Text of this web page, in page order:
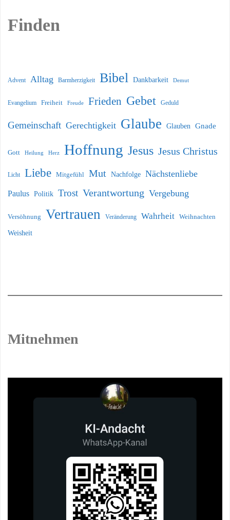
Finden
Advent Alltag Barmherzigkeit Bibel Dankbarkeit Demut
Evangelium Freiheit Freude Frieden Gebet Geduld
Gemeinschaft Gerechtigkeit Glaube Glauben Gnade
Gott Heilung Herz Hoffnung Jesus Jesus Christus
Licht Liebe Mitgefühl Mut Nachfolge Nächstenliebe
Paulus Politik Trost Verantwortung Vergebung
Versöhnung Vertrauen Veränderung Wahrheit Weihnachten
Weisheit
Mitnehmen